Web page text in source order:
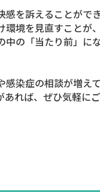
を訴えることができ
境を見直すことが
の「当たり前」に
染症の相談が増え
れば、ぜひ気軽に